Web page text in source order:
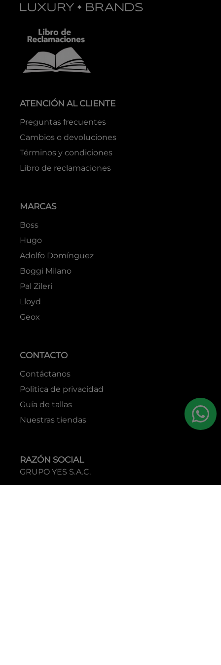
ATENCIÓN AL CLIENTE
Preguntas frecuentes
Cambios o devoluciones
Términos y condiciones
Libro de reclamaciones
MARCAS
Boss
Hugo
Adolfo Domínguez
Boggi Milano
Pal Zileri
Lloyd
Geox
CONTACTO
Contáctanos
Politica de privacidad
Guía de tallas
Nuestras tiendas
RAZÓN SOCIAL
GRUPO YES S.A.C.